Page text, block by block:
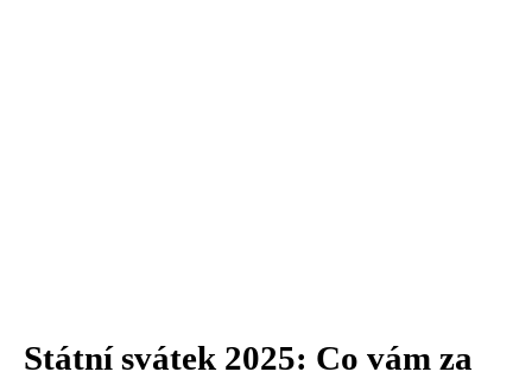
Státní svátek 2025: Co vám za